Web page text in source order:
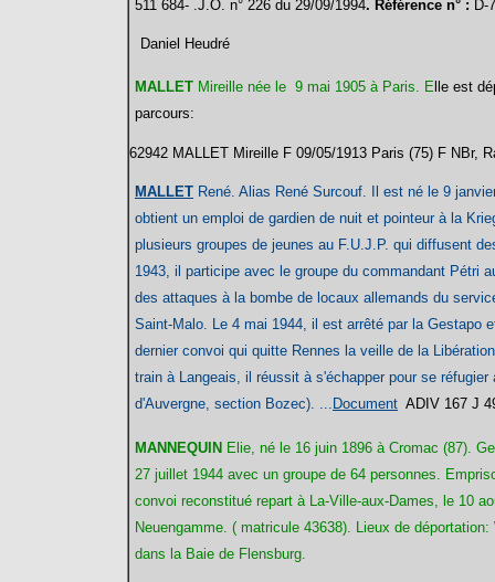
511 684- . J.O. n° 226 du 29/09/1994. Référence n° : D-
Daniel Heudré
MALLET Mireille née le 9 mai 1905 à Paris. E lle est
parcours:
62942 MALLET Mireille F 09/05/1913 Paris (75) F NBr,
MALLET René. Alias René Surcouf. Il est né le 9
obtient un emploi de gardien de nuit et pointeur à la
plusieurs groupes de jeunes au F.U.J.P. qui diffusent
1943, il participe avec le groupe du commandant Pétri
des attaques à la bombe de locaux allemands du
Saint-Malo. Le 4 mai 1944, il est arrêté par la
dernier convoi qui quitte Rennes la veille de la
train à Langeais, il réussit à s'échapper pour se
d'Auvergne, section Bozec). ...
Document ADIV 167 J
MANNEQUIN Elie, né le 16 juin 1896 à Cromac (87).
27 juillet 1944 avec un groupe de 64 personnes.
convoi reconstitué repart à La-Ville-aux-Dames, le 10
Neuengamme. ( matricule 43638). Lieux de
dans la Baie de Flensburg.